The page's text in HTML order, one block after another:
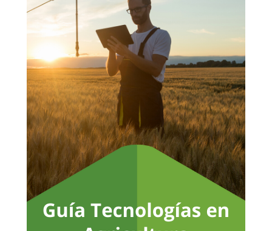
No hay productos en el carrito.
Go To Shop